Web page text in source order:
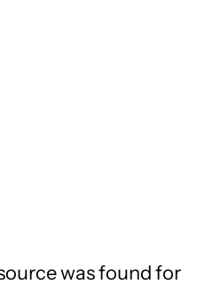
was found for